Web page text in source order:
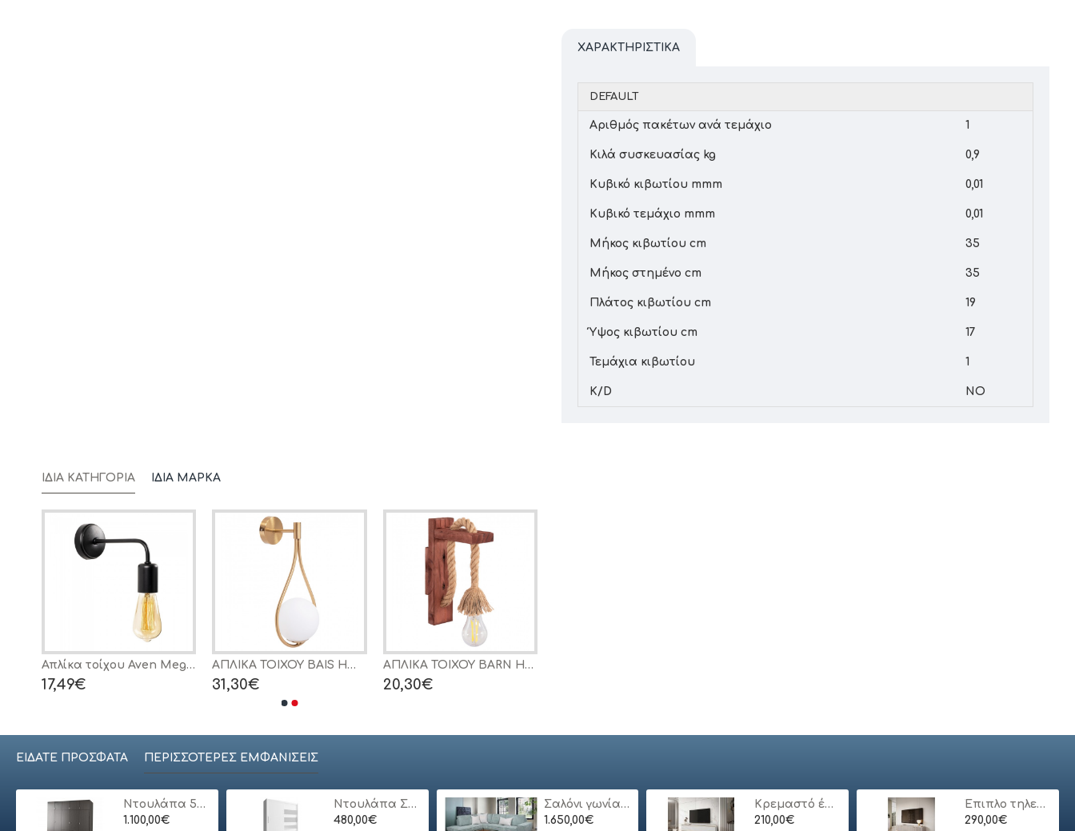
ΧΑΡΑΚΤΗΡΙΣΤΙΚΆ
DEFAULT
Αριθμός πακέτων ανά τεμάχιο 1
Κιλά συσκευασίας kg 0,9
Κυβικό κιβωτίου mmm 0,01
Κυβικό τεμάχιο mmm 0,01
Μήκος κιβωτίου cm 35
Μήκος στημένο cm 35
Πλάτος κιβωτίου cm 19
Ύψος κιβωτίου cm 17
Τεμάχια κιβωτίου 1
K/D NO
ΊΔΙΑ ΚΑΤΗΓΟΡΊΑ ΊΔΙΑ ΜΆΡΚΑ
Απλίκα τοίχου Aven Megapap E27 μεταλλική χρώμα μαύρο 8x20x15εκ.
17,49€
ΑΠΛΙΚΑ ΤΟΙΧΟΥ BAIS HM4472 ΧΡΥΣΟ ΜΕ ΓΥΑΛΙΝΟ ΓΛΟΜΠΟ [Ε27] 21x21x44Υεκ.
31,30€
ΑΠΛΙΚΑ ΤΟΙΧΟΥ BARN HM4469 ΞΥΛΙΝΗ ΒΑΣΗ-ΣΧΟΙΝΙ [Ε27] 7x20x29Υεκ.
20,30€
ΕΊΔΑΤΕ ΠΡΌΣΦΑΤΑ ΠΕΡΙΣΣΌΤΕΡΕΣ ΕΜΦΑΝΊΣΕΙΣ
Ντουλάπα 5φυλλη με πατάρι
1.100,00€
Ντουλάπα Συρόμενη 24113-MJ3-180 Χρώμα Λευκό 180x200x62cm
480,00€
Σαλόνι γωνία Bari
1.650,00€
Κρεμαστό έπιπλο τηλεόρασης ORO_MDF Λευκό 175x30x32cm
210,00€
Έπιπλο τηλεόρασης Lante μπεζ 163x51x38cm
290,00€